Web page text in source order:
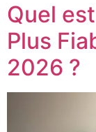
Quel
Plus
2026 ?